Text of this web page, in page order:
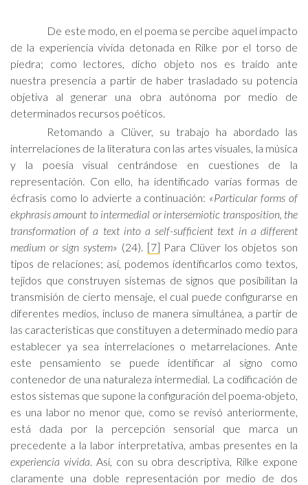
De este modo, en el poema se percibe aquel impacto
de la experiencia vivida detonada en Rilke por el torso de
piedra; como lectores, dicho objeto nos es traído ante
nuestra presencia a partir de haber trasladado su potencia
objetiva al generar una obra autónoma por medio de
determinados recursos poéticos.
Retomando a Clüver, su trabajo ha abordado las
interrelaciones de la literatura con las artes visuales, la música
y la poesía visual centrándose en cuestiones de la
representación. Con ello, ha identificado varias formas de
écfrasis como lo advierte a continuación: «Particular forms of
ekphrasis amount to intermedial or intersemiotic transposition, the
transformation of a text into a self-sufficient text in a different
medium or sign system» (24). [7] Para Clüver los objetos son
tipos de relaciones; así, podemos identificarlos como textos,
tejidos que construyen sistemas de signos que posibilitan la
transmisión de cierto mensaje, el cual puede configurarse en
diferentes medios, incluso de manera simultánea, a partir de
las características que constituyen a determinado medio para
establecer ya sea interrelaciones o metarrelaciones. Ante
este pensamiento se puede identificar al signo como
contenedor de una naturaleza intermedial. La codificación de
estos sistemas que supone la configuración del poema-objeto,
es una labor no menor que, como se revisó anteriormente,
está dada por la percepción sensorial que marca un
precedente a la labor interpretativa, ambas presentes en la
experiencia vivida. Así, con su obra descriptiva, Rilke expone
claramente una doble representación por medio de dos